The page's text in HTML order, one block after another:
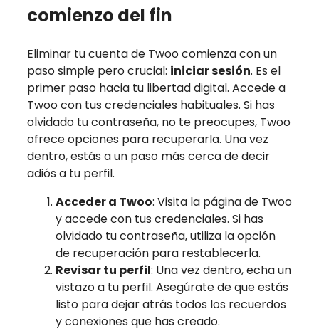
comienzo del fin
Eliminar tu cuenta de Twoo comienza con un
paso simple pero crucial: iniciar sesión. Es el
primer paso hacia tu libertad digital. Accede a
Twoo con tus credenciales habituales. Si has
olvidado tu contraseña, no te preocupes, Twoo
ofrece opciones para recuperarla. Una vez
dentro, estás a un paso más cerca de decir
adiós a tu perfil.
Acceder a Twoo: Visita la página de Twoo
y accede con tus credenciales. Si has
olvidado tu contraseña, utiliza la opción
de recuperación para restablecerla.
Revisar tu perfil: Una vez dentro, echa un
vistazo a tu perfil. Asegúrate de que estás
listo para dejar atrás todos los recuerdos
y conexiones que has creado.